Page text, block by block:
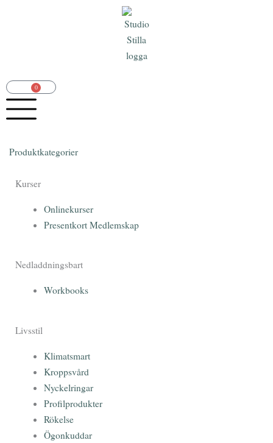
0
Varukorg
Produktkategorier
Kurser
Onlinekurser
Presentkort Medlemskap
Nedladdningsbart
Workbooks
Livsstil
Klimatsmart
Kroppsvård
Nyckelringar
Profilprodukter
Rökelse
Ögonkuddar